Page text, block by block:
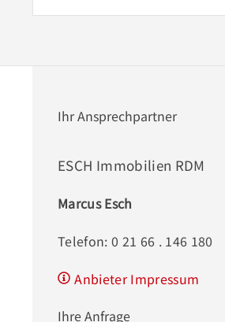
Ihr Ansprechpartner
ESCH Immobilien RDM
Marcus Esch
Telefon: 0 21 66 . 146 180
Anbieter Impressum
Ihre Anfrage